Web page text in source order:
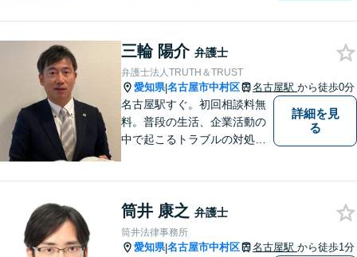
続の専門家と呼ばれる税理士
の登録もしています。頼れ
る、身近な法律事務所を目指
しています。ぜひ、ご相談く
ださい。
三輪 陽介 弁護士
弁護士法人TRUTH＆TRUST
愛知県|名古屋市中村区 名古屋駅 から徒歩0分
名古屋駅すぐ。初回相談料無
料。普段の生活、企業活動の
中で起こるトラブルの対処に
にとって一番良い解決は何か
を考え、最善の解決を目指し
ます。
詳細を見
る
筒井 康之 弁護士
筒井法律事務所
愛知県|名古屋市中村区 名古屋駅 から徒歩1分